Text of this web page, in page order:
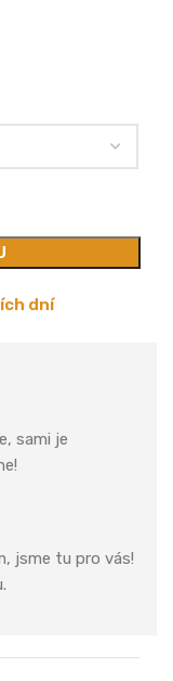
dní
sami je
jsme tu pro vás!